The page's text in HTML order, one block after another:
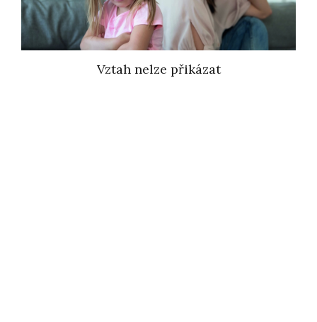
Vztah nelze přikázat